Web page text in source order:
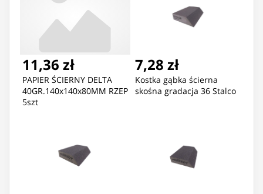
11,36 zł
PAPIER ŚCIERNY DELTA
40GR.140x140x80MM RZEP
5szt
7,28 zł
Kostka gąbka ścierna
skośna gradacja 36 Stalco